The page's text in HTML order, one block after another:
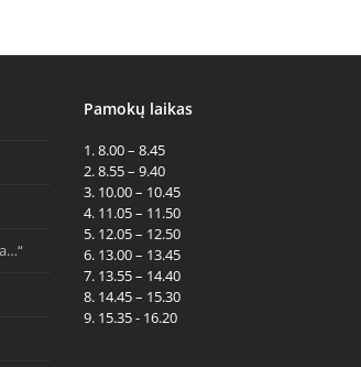
Pamokų laikas
1. 8.00 – 8.45
2. 8.55 – 9.40
3. 10.00 – 10.45
4. 11.05 – 11.50
5. 12.05 – 12.50
6. 13.00 – 13.45
7. 13.55 – 14.40
8. 14.45 – 15.30
9. 15.35 - 16.20